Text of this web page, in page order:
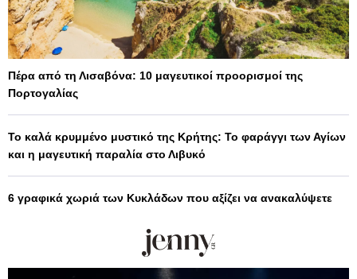
Πέρα από τη Λισαβόνα: 10 μαγευτικοί προορισμοί της
Πορτογαλίας
Το καλά κρυμμένο μυστικό της Κρήτης: Το φαράγγι των Αγίων
και η μαγευτική παραλία στο Λιβυκό
6 γραφικά χωριά των Κυκλάδων που αξίζει να ανακαλύψετε